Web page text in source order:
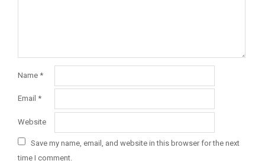
Name *
Email *
Website
Save my name, email, and website in this browser for the next
time I comment.